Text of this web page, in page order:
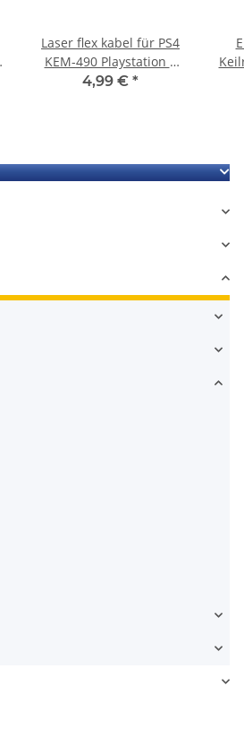
Laser flex kabel für PS4
KEM-490 Playstation 4
Flachbandkabel Cable
4,99 € *